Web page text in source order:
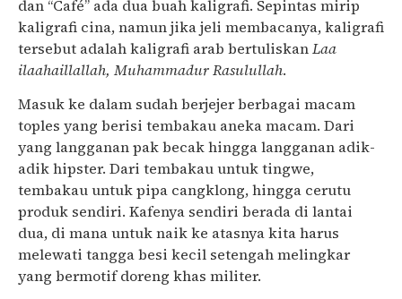
dan “Café” ada dua buah kaligrafi. Sepintas mirip
kaligrafi cina, namun jika jeli membacanya, kaligrafi
tersebut adalah kaligrafi arab bertuliskanLaa
ilaahaillallah, Muhammadur Rasulullah.
Masuk ke dalam sudah berjejer berbagai macam
toples yang berisi tembakau aneka macam. Dari
yang langganan pak becak hingga langganan adik-
adik hipster. Dari tembakau untuk tingwe,
tembakau untuk pipa cangklong, hingga cerutu
produk sendiri. Kafenya sendiri berada di lantai
dua, di mana untuk naik ke atasnya kita harus
melewati tangga besi kecil setengah melingkar
yang bermotif doreng khas militer.